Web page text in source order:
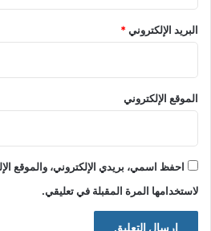
البريد الإلكتروني*
الموقع الإلكتروني
احفظ اسمي، بريدي الإلكتروني، والموقع
لاستخدامها المرة المقبلة في تعليقي.